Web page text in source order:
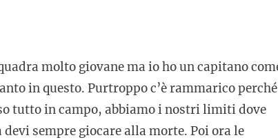
molto giovane ma io ho un capitano
in questo. Purtroppo c’è rammarico perché
tutto in campo, abbiamo i nostri limiti dove
sempre giocare alla morte. Poi ora le